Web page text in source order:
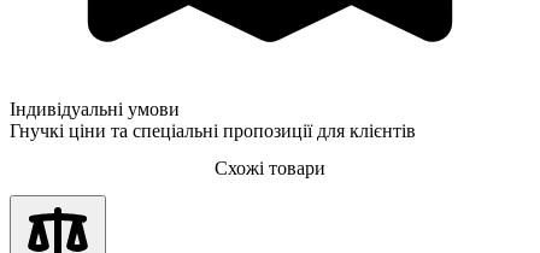
Індивідуальні умови
Гнучкі ціни та спеціальні пропозиції для клієнтів
Схожі товари